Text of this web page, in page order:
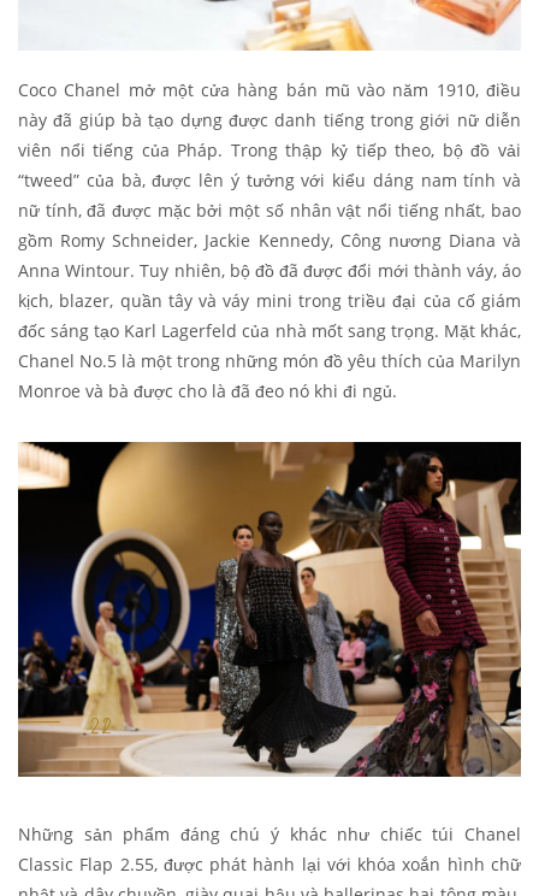
Coco Chanel mở một cửa hàng bán mũ vào năm 1910, điều
này đã giúp bà tạo dựng được danh tiếng trong giới nữ diễn
viên nổi tiếng của Pháp. Trong thập kỷ tiếp theo, bộ đồ vải
“tweed” của bà, được lên ý tưởng với kiểu dáng nam tính và
nữ tính, đã được mặc bởi một số nhân vật nổi tiếng nhất, bao
gồm Romy Schneider, Jackie Kennedy, Công nương Diana và
Anna Wintour. Tuy nhiên, bộ đồ đã được đổi mới thành váy, áo
kịch, blazer, quần tây và váy mini trong triều đại của cố giám
đốc sáng tạo Karl Lagerfeld của nhà mốt sang trọng. Mặt khác,
Chanel No.5 là một trong những món đồ yêu thích của Marilyn
Monroe và bà được cho là đã đeo nó khi đi ngủ.
Những sản phẩm đáng chú ý khác như chiếc túi Chanel
Classic Flap 2.55, được phát hành lại với khóa xoắn hình chữ